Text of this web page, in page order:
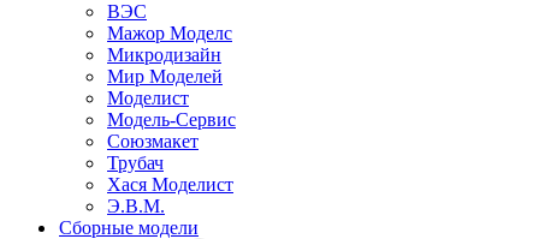
ВЭС
Мажор Моделс
Микродизайн
Мир Моделей
Моделист
Модель-Сервис
Союзмакет
Трубач
Хася Моделист
Э.В.М.
Сборные модели